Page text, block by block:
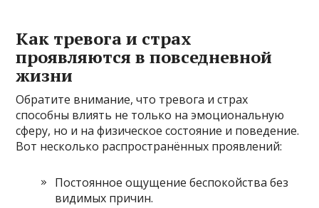
Как тревога и страх
проявляются в повседневной
жизни
Обратите внимание, что тревога и страх
способны влиять не только на эмоциональную
сферу, но и на физическое состояние и поведение.
Вот несколько распространённых проявлений:
Постоянное ощущение беспокойства без
видимых причин.